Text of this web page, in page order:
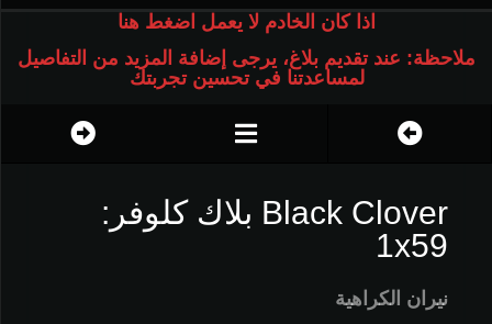
اذا كان الخادم لا يعمل اضغط هنا
ملاحظة: عند تقديم بلاغ، يرجى إضافة المزيد من التفاصيل
لمساعدتنا في تحسين تجربتك
Black Clover بلاك كلوفر:
1x59
نيران الكراهية